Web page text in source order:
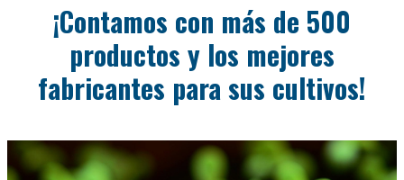
¡Contamos con más de 500
productos y los mejores
fabricantes para sus cultivos!